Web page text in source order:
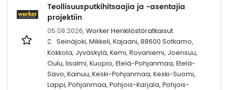
Teollisuusputkihitsaajia ja -asentajia
projektiin
05.08.2026, Worker Henkilöstöratkaisut
Seinäjoki, Mikkeli, Kajaani, 88600 Sotkamo,
Kokkola, Jyväskylä, Kemi, Rovaniemi, Joensuu,
Oulu, Iisalmi, Kuopio, Etelä-Pohjanmaa, Etelä-
Savo, Kainuu, Keski-Pohjanmaa, Keski-Suomi,
Lappi, Pohjanmaa, Pohjois-Karjala, Pohjois-